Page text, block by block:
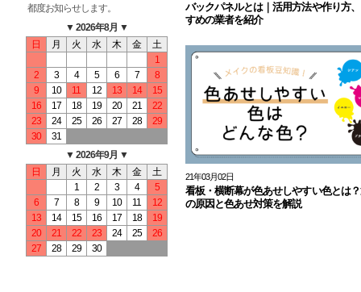
バックパネルとは｜活用方法や作り方
すめの業者を紹介
21年03月02日
看板・横断幕が色あせしやすい色とは
の原因と色あせ対策を解説
都度お知らせします。
▼ 2026年8月 ▼
日
月 火 水 木 金
土
1
2
3 4 5 6 7
8
9
10 11 12 13 14
15
16
17 18 19 20 21
22
23
24 25 26 27 28
29
30
31
▼ 2026年9月 ▼
日
月 火 水 木 金
土
1
2 3 4
5
6
7 8 9 10 11
12
13
14 15 16 17 18
19
20
21 22 23 24 25
26
27
28 29 30